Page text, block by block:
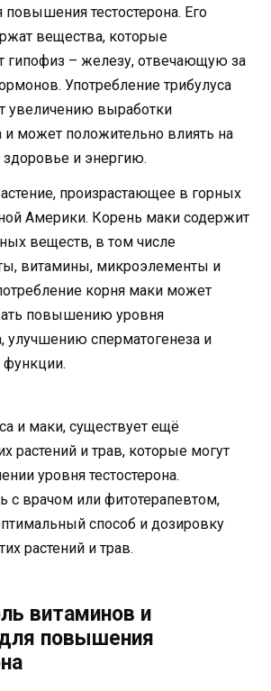
повышения тестостерона. Его
вещества, которые
гипофиз – железу, отвечающую за
Употребление трибулуса
увеличению выработки
и может положительно влиять на
здоровье и энергию.
произрастающее в горных
Америки. Корень маки содержит
веществ, в том числе
витамины, микроэлементы и
корня маки может
повышению уровня
улучшению сперматогенеза и
функции.
и маки, существует ещё
растений и трав, которые могут
уровня тестостерона.
с врачом или фитотерапевтом,
способ и дозировку
растений и трав.
витаминов и
повышения